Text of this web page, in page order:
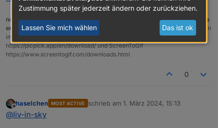
Blockly ist zur Probe auch gesetzt. Macht keinen
Unterschied.
Benutzt noch evtl. jemand diesen Skill und hat ne
Idee?!
nach einem gelösten Thread wäre es sinnvoll dies in der Überschrift des
ersten Posts einzutragen [gelöst]-...
Bitte benutzt das Voting rechts unten
im Beitrag wenn er euch geholfen hat.
PicPick
https://picpick.app/en/download/ und ScreenToGif
https://www.screentogif.com/downloads.html
0
Offline
haselchen MOST ACTIVE schrieb am 1. März 2024, 15:13
zuletzt editiert von
@liv-in-sky
Zustimmung später jederzeit ändern oder zurückziehen.
Lassen Sie mich wählen Das ist ok